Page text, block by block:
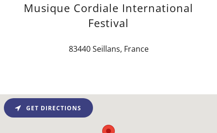
Musique Cordiale International
Festival
83440 Seillans, France
GET DIRECTIONS